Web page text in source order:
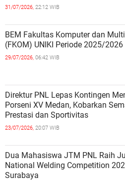
31/07/2026, 22:12 WIB
BEM Fakultas Komputer dan
(FKOM) UNIKI Periode 2025/
29/07/2026, 06:42 WIB
Direktur PNL Lepas Kontingen
Porseni XV Medan, Kobarkan
Prestasi dan Sportivitas
23/07/2026, 20:07 WIB
Dua Mahasiswa JTM PNL Raih
National Welding Competition
Surabaya